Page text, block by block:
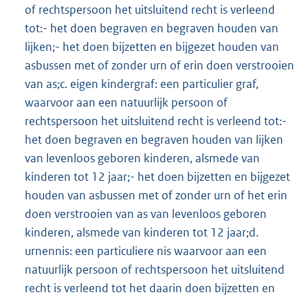
of rechtspersoon het uitsluitend recht is verleend
tot:- het doen begraven en begraven houden van
lijken;- het doen bijzetten en bijgezet houden van
asbussen met of zonder urn of erin doen verstrooien
van as;c. eigen kindergraf: een particulier graf,
waarvoor aan een natuurlijk persoon of
rechtspersoon het uitsluitend recht is verleend tot:-
het doen begraven en begraven houden van lijken
van levenloos geboren kinderen, alsmede van
kinderen tot 12 jaar;- het doen bijzetten en bijgezet
houden van asbussen met of zonder urn of het erin
doen verstrooien van as van levenloos geboren
kinderen, alsmede van kinderen tot 12 jaar;d.
urnennis: een particuliere nis waarvoor aan een
natuurlijk persoon of rechtspersoon het uitsluitend
recht is verleend tot het daarin doen bijzetten en